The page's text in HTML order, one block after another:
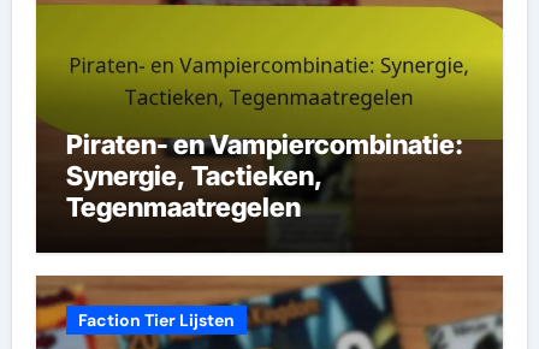
Piraten- en Vampiercombinatie:
Synergie, Tactieken,
Tegenmaatregelen
Faction Tier Lijsten